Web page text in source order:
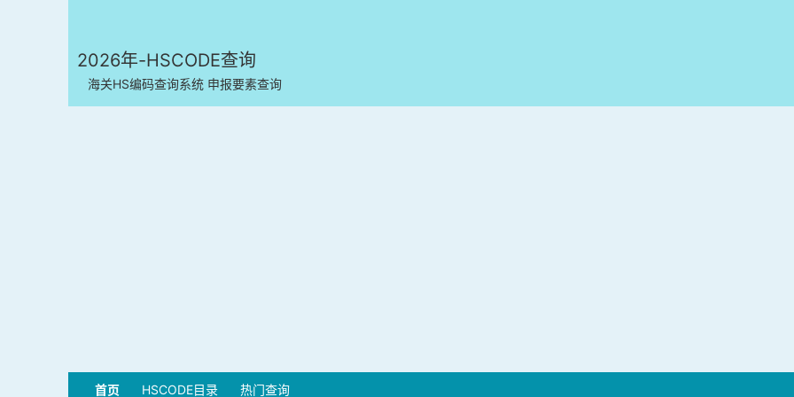
2026年-HSCODE查询
海关HS编码查询系统 申报要素查询
首页 HSCODE目录 热门查询